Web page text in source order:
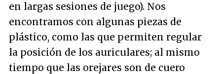
en largas sesiones de juego). Nos
encontramos con algunas piezas de
plástico, como las que permiten regular
la posición de los auriculares; al mismo
tiempo que las orejares son de cuero